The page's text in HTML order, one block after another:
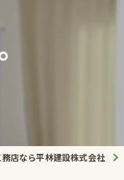
店なら平林建設株式会社